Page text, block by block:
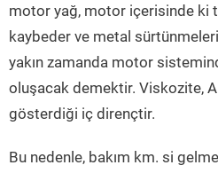
motor yağ, motor içerisinde ki
kaybeder ve metal
yakın zamanda motor
oluşacak demektir. Viskozite,
gösterdiği iç dirençtir.
Bu nedenle, bakım km. si